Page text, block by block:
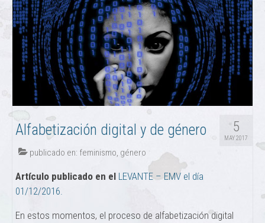
5
MAY 2017
Alfabetización digital y de género
publicado en: feminismo género
Artículo publicado en el LEVANTE – EMV el día
01/12/2016.
En estos momentos, el proceso de alfabetización digital